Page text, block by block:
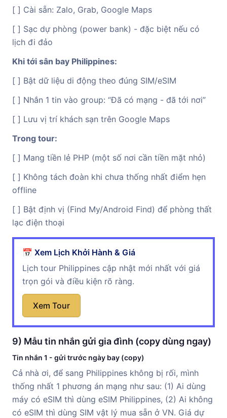
[ ] Cài sẵn: Zalo, Grab, Google Maps
[ ] Sạc dự phòng (power bank) - đặc biệt nếu có
lịch đi đảo
Khi tới sân bay Philippines:
[ ] Bật dữ liệu di động theo đúng SIM/eSIM
[ ] Nhắn 1 tin vào group: “Đã có mạng - đã tới nơi”
[ ] Lưu vị trí khách sạn trên Google Maps
Trong tour:
[ ] Mang tiền lẻ PHP (một số nơi cần tiền mặt nhỏ)
[ ] Không tách đoàn khi chưa thống nhất điểm hẹn
offline
[ ] Bật định vị (Find My/Android Find) để phòng thất
lạc điện thoại
📅 Xem Lịch Khởi Hành & Giá
Lịch tour Philippines cập nhật mới nhất với giá
trọn gói và điều kiện rõ ràng.
Xem Tour
9) Mẫu tin nhắn gửi gia đình (copy dùng ngay)
Tin nhắn 1 - gửi trước ngày bay (copy)
Cả nhà ơi, để sang Philippines không bị rối, mình
thống nhất 1 phương án mạng như sau: (1) Ai dùng
máy có eSIM thì dùng eSIM Philippines, (2) Ai không
có eSIM thì dùng SIM vật lý mua sẵn ở VN. Giá dự